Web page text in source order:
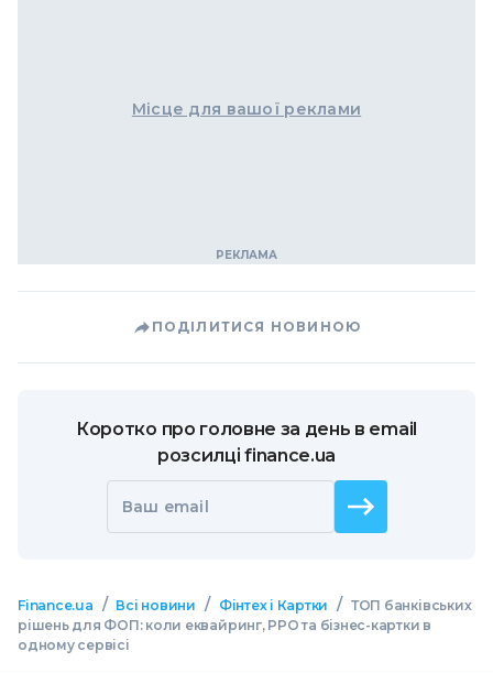
Місце для вашої реклами
ПОДІЛИТИСЯ НОВИНОЮ
Коротко про головне за день в email
розсилці finance.ua
Ваш email
Finance.ua / Всі новини / Фінтех і Картки / ТОП банківських
рішень для ФОП: коли еквайринг, РРО та бізнес-картки в
одному сервісі